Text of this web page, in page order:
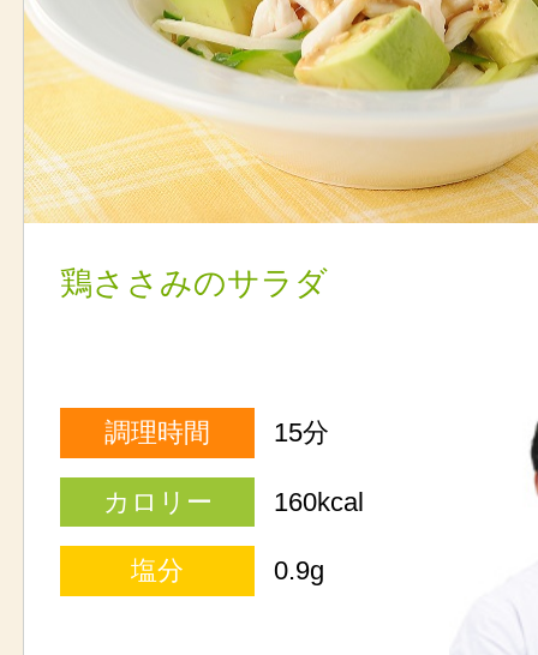
鶏ささみのサラダ
調理時間 15分
カロリー 160kcal
塩分 0.9g